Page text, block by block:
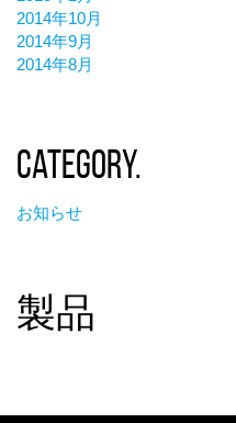
2014年10月
2014年9月
2014年8月
Category.
お知らせ
製品